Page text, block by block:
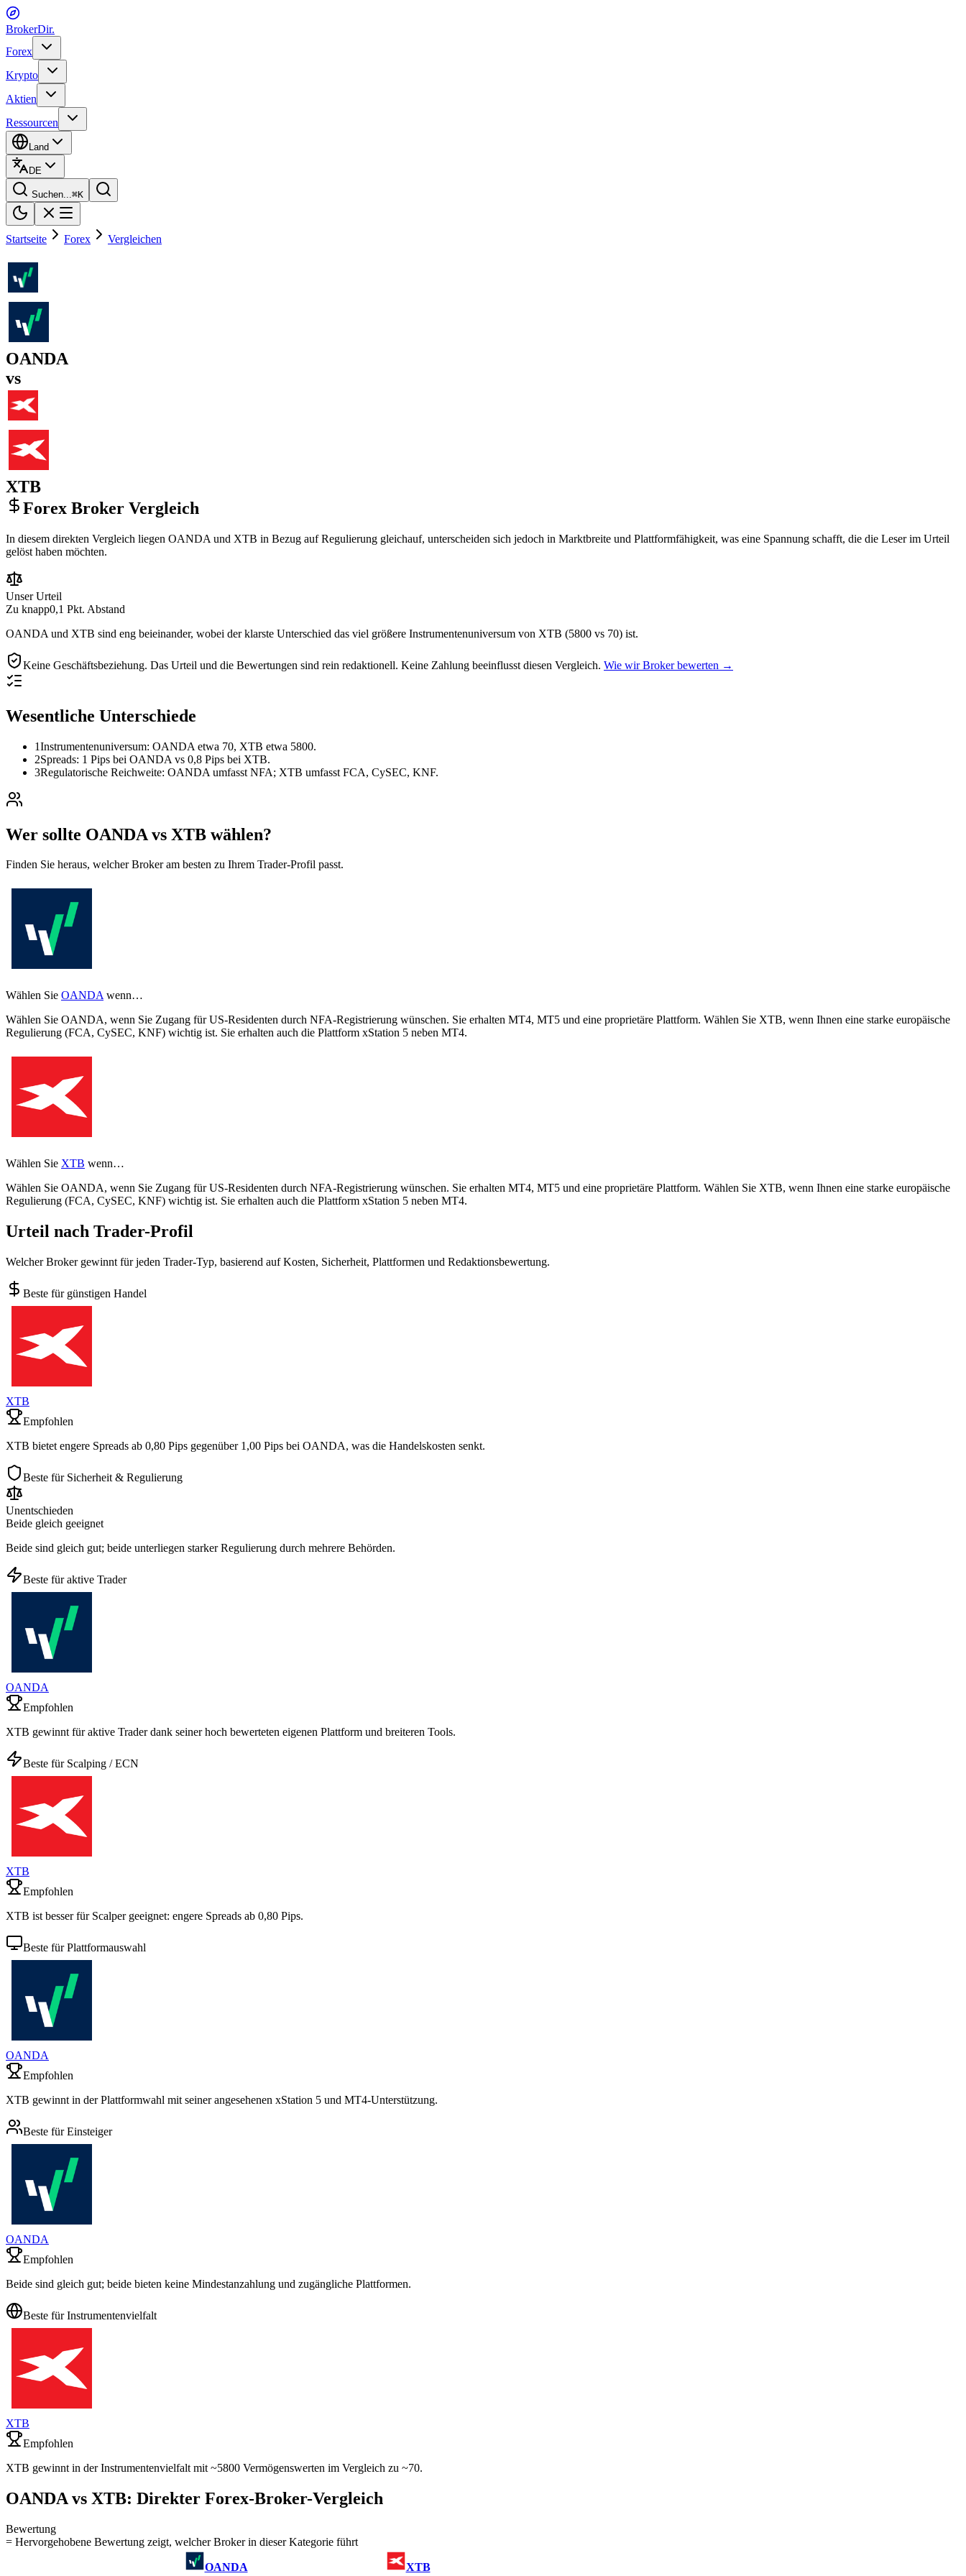
BrokerDir.
Forex
Krypto
Aktien
Ressourcen
Land
DE
Suchen...⌘K
Startseite Forex Vergleichen
OANDA
vs
XTB
Forex Broker Vergleich
In diesem direkten Vergleich liegen OANDA und XTB in Bezug auf Regulierung gleichauf, unterscheiden sich jedoch in Marktbreite und Plattformfähigkeit, was eine Spannung schafft, die die Leser im Urteil
gelöst haben möchten.
Unser Urteil
Zu knapp0,1 Pkt. Abstand
OANDA und XTB sind eng beieinander, wobei der klarste Unterschied das viel größere Instrumentenuniversum von XTB (5800 vs 70) ist.
Keine Geschäftsbeziehung. Das Urteil und die Bewertungen sind rein redaktionell. Keine Zahlung beeinflusst diesen Vergleich. Wie wir Broker bewerten →
Wesentliche Unterschiede
1Instrumentenuniversum: OANDA etwa 70, XTB etwa 5800.
2Spreads: 1 Pips bei OANDA vs 0,8 Pips bei XTB.
3Regulatorische Reichweite: OANDA umfasst NFA; XTB umfasst FCA, CySEC, KNF.
Wer sollte OANDA vs XTB wählen?
Finden Sie heraus, welcher Broker am besten zu Ihrem Trader-Profil passt.
Wählen Sie OANDA wenn…
Wählen Sie OANDA, wenn Sie Zugang für US-Residenten durch NFA-Registrierung wünschen. Sie erhalten MT4, MT5 und eine proprietäre Plattform. Wählen Sie XTB, wenn Ihnen eine starke europäische
Regulierung (FCA, CySEC, KNF) wichtig ist. Sie erhalten auch die Plattform xStation 5 neben MT4.
Wählen Sie XTB wenn…
Wählen Sie OANDA, wenn Sie Zugang für US-Residenten durch NFA-Registrierung wünschen. Sie erhalten MT4, MT5 und eine proprietäre Plattform. Wählen Sie XTB, wenn Ihnen eine starke europäische
Regulierung (FCA, CySEC, KNF) wichtig ist. Sie erhalten auch die Plattform xStation 5 neben MT4.
Urteil nach Trader-Profil
Welcher Broker gewinnt für jeden Trader-Typ, basierend auf Kosten, Sicherheit, Plattformen und Redaktionsbewertung.
Beste für günstigen Handel
XTB
Empfohlen
XTB bietet engere Spreads ab 0,80 Pips gegenüber 1,00 Pips bei OANDA, was die Handelskosten senkt.
Beste für Sicherheit & Regulierung
Unentschieden
Beide gleich geeignet
Beide sind gleich gut; beide unterliegen starker Regulierung durch mehrere Behörden.
Beste für aktive Trader
OANDA
Empfohlen
XTB gewinnt für aktive Trader dank seiner hoch bewerteten eigenen Plattform und breiteren Tools.
Beste für Scalping / ECN
XTB
Empfohlen
XTB ist besser für Scalper geeignet: engere Spreads ab 0,80 Pips.
Beste für Plattformauswahl
OANDA
Empfohlen
XTB gewinnt in der Plattformwahl mit seiner angesehenen xStation 5 und MT4-Unterstützung.
Beste für Einsteiger
OANDA
Empfohlen
Beide sind gleich gut; beide bieten keine Mindestanzahlung und zugängliche Plattformen.
Beste für Instrumentenvielfalt
XTB
Empfohlen
XTB gewinnt in der Instrumentenvielfalt mit ~5800 Vermögenswerten im Vergleich zu ~70.
OANDA vs XTB: Direkter Forex-Broker-Vergleich
Bewertung
= Hervorgehobene Bewertung zeigt, welcher Broker in dieser Kategorie führt
OANDA XTB